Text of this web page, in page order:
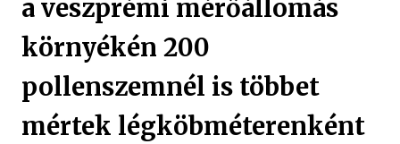
a veszprémi mérőállomás
környékén 200
pollenszemnél is többet
mértek légköbméterenként